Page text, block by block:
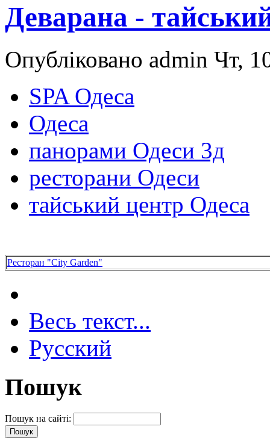
Деварана -
Опубліковано admin Чт,
SPA Одеса
Одеса
панорами Одеси 3д
ресторани Одеси
тайський центр Одеса
Ресторан "City Garden"
Весь текст...
Русский
Пошук
Пошук на сайті: